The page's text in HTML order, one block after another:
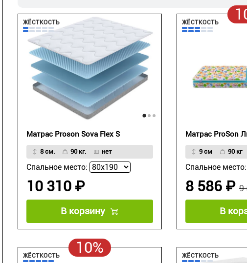
ЖЁСТКОСТЬ
Матрас Proson Sova Flex S
8 см. 90 кг. нет
Спальное место:
10 310 ₽
В корзину
ЖЁСТКОСТЬ
Матрас ProSon
9 см 90 кг
Спальное место:
9
8 586 ₽
В
10%
ЖЁСТКОСТЬ ЖЁСТКОСТЬ